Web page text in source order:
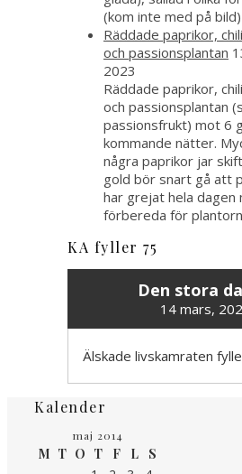
(kom inte med på
Räddade paprikor,
och passionsplantan
2023
Räddade paprikor,
och passionsplantan
passionsfrukt) mot 6
kommande nätter.
några paprikor jar
gold bör snart gå att
har grejat hela dagen
förbereda för
KA fyller 75
Den stora
14 mars,
Älskade livskamraten
Kalender
maj 2014
M T O T F L
S